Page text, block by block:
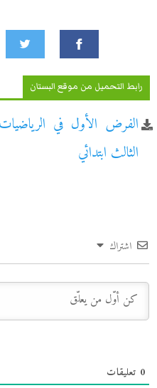
رابط التحميل من موقع البستان
الثالث ابتدائي
اشتراك
0 تعليقات